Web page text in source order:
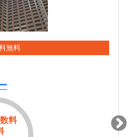
無料
料